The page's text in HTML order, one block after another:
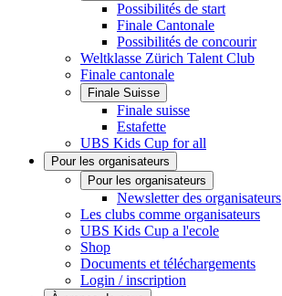
Possibilités de start
Finale Cantonale
Possibilités de concourir
Weltklasse Zürich Talent Club
Finale cantonale
Finale Suisse
Finale suisse
Estafette
UBS Kids Cup for all
Pour les organisateurs
Pour les organisateurs
Newsletter des organisateurs
Les clubs comme organisateurs
UBS Kids Cup a l'ecole
Shop
Documents et téléchargements
Login / inscription